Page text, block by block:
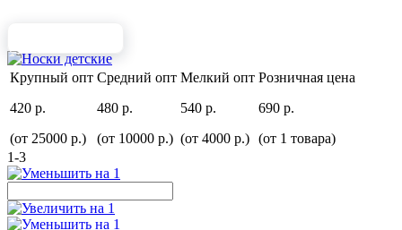
Крупный опт
420 р.
(от 25000 р.)
Средний опт
480 р.
(от 10000 р.)
Мелкий опт
540 р.
(от 4000 р.)
Розничная цена
690 р.
(от 1 товара)
1-3